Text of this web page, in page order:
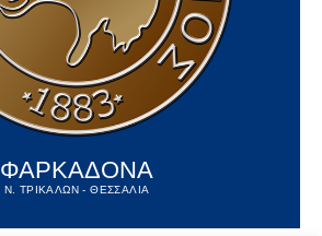
ΦΑΡΚΑΔΟΝΑ
Ν. ΤΡΙΚΑΛΩΝ - ΘΕΣΣΑΛΙΑ